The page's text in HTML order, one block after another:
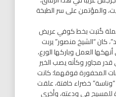
والمؤتمن على سر الطبخة
جملة كُتبت بخط كوفي عريض
كان “الشيخ منصور” يربت
العمل وباركها الورع،
قدر مجاور وكأنه يصب الخير
المحفورة فوقهما؛ كانت
خضراء خافتة، علقت
للمسيح في ودعته، وأخرى